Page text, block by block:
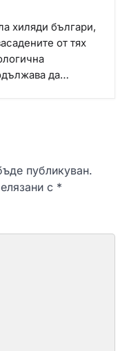
хиляди българи,
от тях
да…
публикуван.
с *